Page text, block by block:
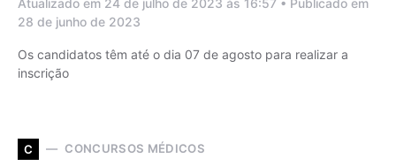
Atualizado em 24 de julho de 2023 às 16:57 • Publicado em
28 de junho de 2023
Os candidatos têm até o dia 07 de agosto para realizar a
inscrição
C CONCURSOS MÉDICOS